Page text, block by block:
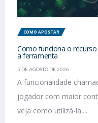
COMO APOSTAR
Como funciona o
a ferramenta
5 DE AGOSTO DE 2026
A funcionalidade
jogador com maior
veja como utilizá-la....